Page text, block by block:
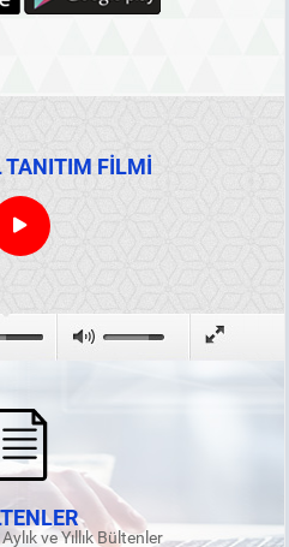
TANITIM FİLMİ
ve Yıllık Bültenler